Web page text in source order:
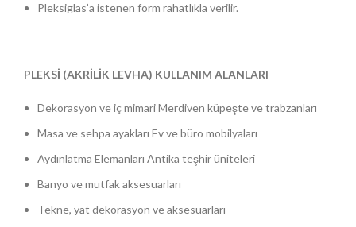
Pleksiglas’a istenen form rahatlıkla verilir.
PLEKSİ (AKRİLİK LEVHA) KULLANIM ALANLARI
Dekorasyon ve iç mimari Merdiven küpeşte ve trabzanları
Masa ve sehpa ayakları Ev ve büro mobilyaları
Aydınlatma Elemanları Antika teşhir üniteleri
Banyo ve mutfak aksesuarları
Tekne, yat dekorasyon ve aksesuarları